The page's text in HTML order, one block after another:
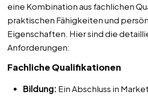
eine Kombination aus fachlichen
praktischen Fähigkeiten und
Eigenschaften. Hier sind die
Anforderungen:
Fachliche Qualifikationen
Bildung: Ein Abschluss in